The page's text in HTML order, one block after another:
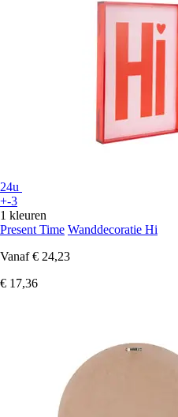
24u
+-3
1 kleuren
Present Time Wanddecoratie Hi
Vanaf € 24,23
€ 17,36